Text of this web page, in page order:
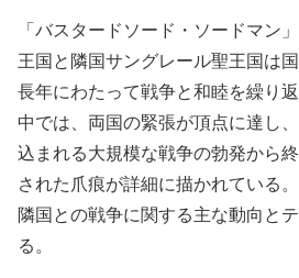
「バスタードソード・ソードマン
王国と隣国サングレール聖王国は
長年にわたって戦争と和睦を繰り
中では、両国の緊張が頂点に達し
込まれる大規模な戦争の勃発から
された爪痕が詳細に描かれている。
隣国との戦争に関する主な動向と
る。